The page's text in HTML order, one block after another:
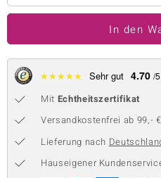
Collection
BY DE MELO
In den
★★★★★ Sehr gut 4.70 /
Mit Echtheitszertifikat
Versandkostenfrei ab 99,- €
Lieferung nach
Hauseigener